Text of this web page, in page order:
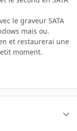
le graveur SATA
mais ou.
et restaurerai une
moment.